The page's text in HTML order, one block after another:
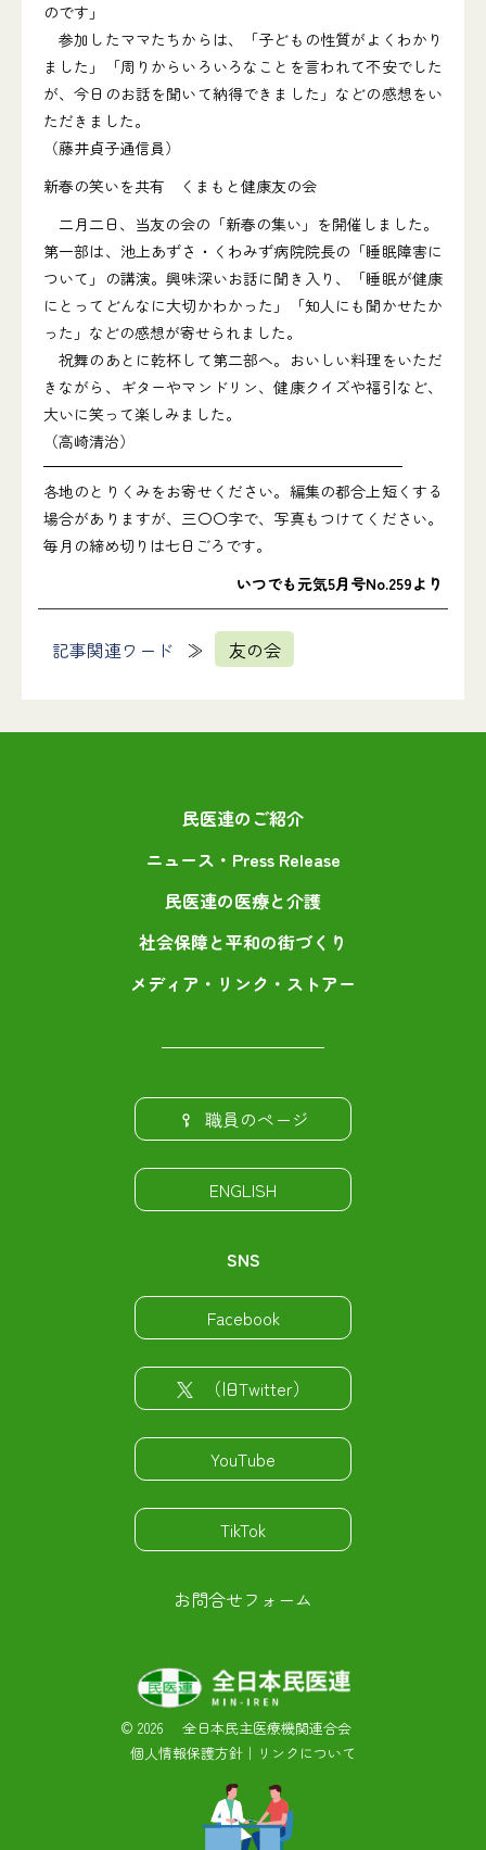
のです」
参加したママたちからは、「子どもの性質がよくわかり
ました」「周りからいろいろなことを言われて不安でした
が、今日のお話を聞いて納得できました」などの感想をい
ただきました。
（藤井貞子通信員）
新春の笑いを共有 くまもと健康友の会
二月二日、当友の会の「新春の集い」を開催しました。
第一部は、池上あずさ・くわみず病院院長の「睡眠障害に
ついて」の講演。興味深いお話に聞き入り、「睡眠が健康
にとってどんなに大切かわかった」「知人にも聞かせたか
った」などの感想が寄せられました。
祝舞のあとに乾杯して第二部へ。おいしい料理をいただ
きながら、ギターやマンドリン、健康クイズや福引など、
大いに笑って楽しみました。
（高崎清治）
各地のとりくみをお寄せください。編集の都合上短くする
場合がありますが、三〇〇字で、写真もつけてください。
毎月の締め切りは七日ごろです。
いつでも元気5月号No.259より
記事関連ワード 友の会
民医連のご紹介
ニュース・Press Release
民医連の医療と介護
社会保障と平和の街づくり
メディア・リンク・ストアー
職員のページ
ENGLISH
SNS
Facebook
（旧Twitter）
YouTube
TikTok
お問合せフォーム
© 2026 全日本民主医療機関連合会
個人情報保護方針 ｜ リンクについて